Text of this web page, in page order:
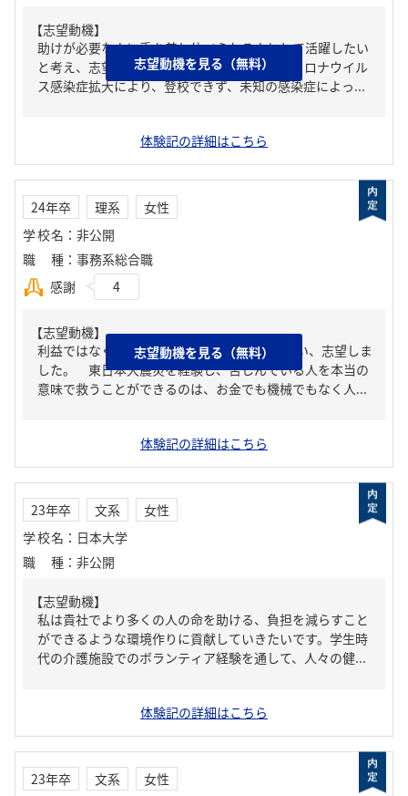
【志望動機】
助けが必要な人に手を差し伸べられる人として活躍したい
と考え、志望します。私は大学入学当初からコロナウイル
ス感染症拡大により、登校できず、未知の感染症によっ...
体験記の詳細はこちら
志望動機を見る（無料）
24年卒 理系
女性
学校名 ： 非公開
職種 ： 事務系総合職
感謝
4
【志望動機】
利益ではなく 苦しむ人のために働きたいと思い、志望しま
した。 東日本大震災を経験し、苦しんでいる人を本当の
意味で救うことができるのは、お金でも機械でもなく人...
体験記の詳細はこちら
志望動機を見る（無料）
23年卒 文系
女性
学校名 ： 日本大学
職種 ： 非公開
【志望動機】
私は貴社でより多くの人の命を助ける、負担を減らすこと
ができるような環境作りに貢献していきたいです。学生時
代の介護施設でのボランティア経験を通して、人々の健...
体験記の詳細はこちら
23年卒 文系
女性